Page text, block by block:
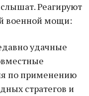
Реагируют
военной мощи:
удачные
по применению
стратегов и